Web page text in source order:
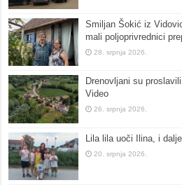
Smiljan Šokić iz
mali poljoprivrednici
28. srpnja 2026.
Drenovljani su
Video
26. srpnja 2026.
Lila lila uoči Ilina, i
20. srpnja 2026.